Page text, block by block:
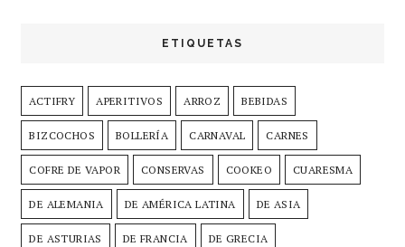
ETIQUETAS
ACTIFRY APERITIVOS ARROZ BEBIDAS
BIZCOCHOS BOLLERÍA CARNAVAL CARNES
COFRE DE VAPOR CONSERVAS COOKEO CUARESMA
DE ALEMANIA DE AMÉRICA LATINA DE ASIA
DE ASTURIAS DE FRANCIA DE GRECIA